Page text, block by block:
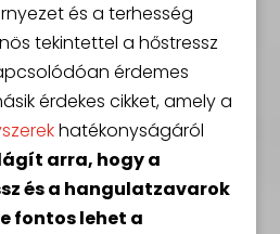
és a terhesség
tekintettel a hőstressz
érdemes
érdekes cikket, amely a
hatékonyságáról
arra, hogy a
és a hangulatzavarok
fontos lehet a